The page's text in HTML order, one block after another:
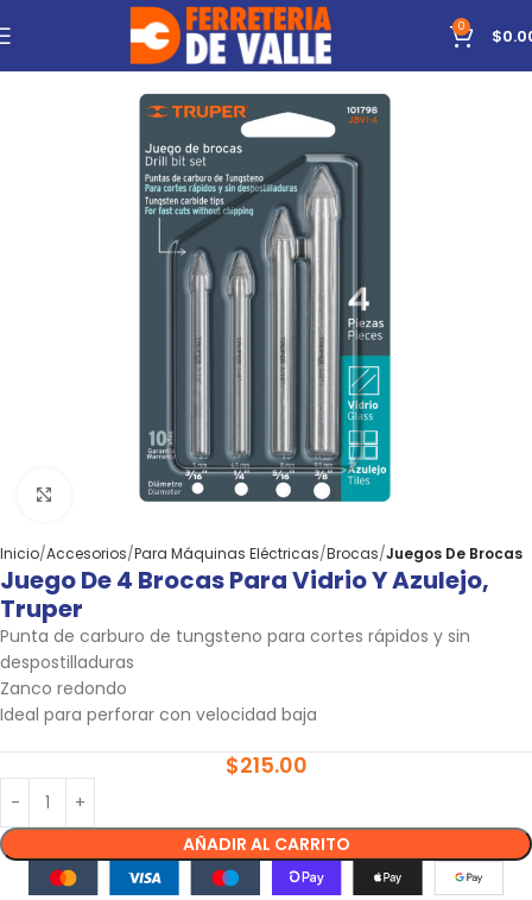
0 $
Click to enlarge
Inicio Accesorios Para Máquinas Eléctricas Brocas Juegos De Brocas
Juego De 4 Brocas Para Vidrio Y Azulejo,
Truper
Punta de carburo de tungsteno para cortes rápidos y sin
despostilladuras
Zanco redondo
Ideal para perforar con velocidad baja
$215.00
AÑADIR AL CARRITO